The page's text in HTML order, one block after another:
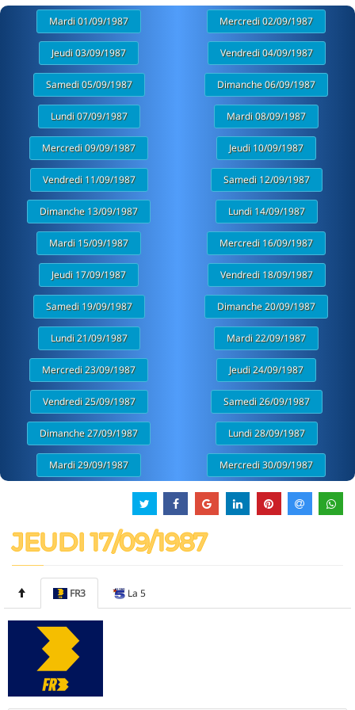
Mardi 01/09/1987 Mercredi 02/09/1987
Jeudi 03/09/1987 Vendredi 04/09/1987
Samedi 05/09/1987 Dimanche 06/09/1987
Lundi 07/09/1987 Mardi 08/09/1987
Mercredi 09/09/1987 Jeudi 10/09/1987
Vendredi 11/09/1987 Samedi 12/09/1987
Dimanche 13/09/1987 Lundi 14/09/1987
Mardi 15/09/1987 Mercredi 16/09/1987
Jeudi 17/09/1987 Vendredi 18/09/1987
Samedi 19/09/1987 Dimanche 20/09/1987
Lundi 21/09/1987 Mardi 22/09/1987
Mercredi 23/09/1987 Jeudi 24/09/1987
Vendredi 25/09/1987 Samedi 26/09/1987
Dimanche 27/09/1987 Lundi 28/09/1987
Mardi 29/09/1987 Mercredi 30/09/1987
JEUDI 17/09/1987
FR3 La 5